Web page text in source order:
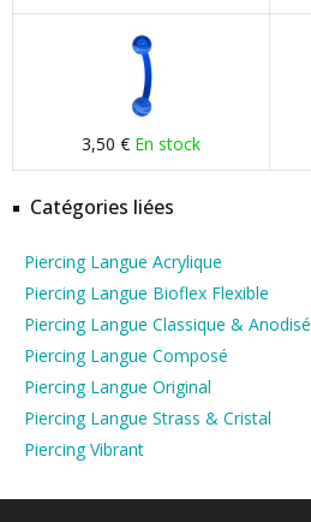
3,50 € En stock
Catégories liées
Piercing Langue Acrylique
Piercing Langue Bioflex Flexible
Piercing Langue Classique & Anodisé
Piercing Langue Composé
Piercing Langue Original
Piercing Langue Strass & Cristal
Piercing Vibrant